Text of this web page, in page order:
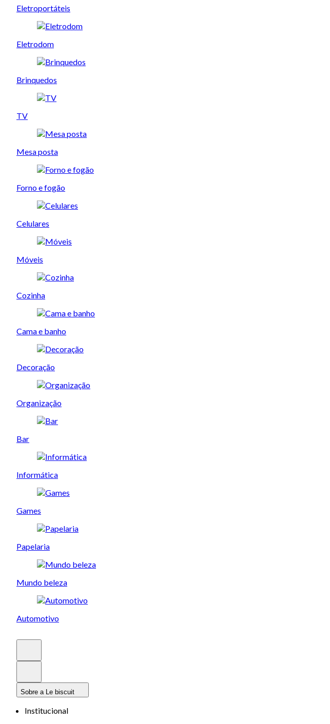
Eletroportáteis
Eletrodom
Brinquedos
TV
Mesa posta
Forno e fogão
Celulares
Móveis
Cozinha
Cama e banho
Decoração
Organização
Bar
Informática
Games
Papelaria
Mundo beleza
Automotivo
Sobre a Le biscuit
Institucional